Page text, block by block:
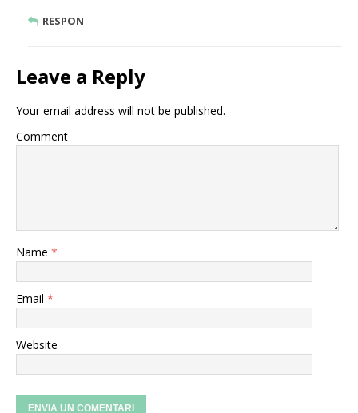
RESPON
Leave a Reply
Your email address will not be published.
Comment
Name *
Email *
Website